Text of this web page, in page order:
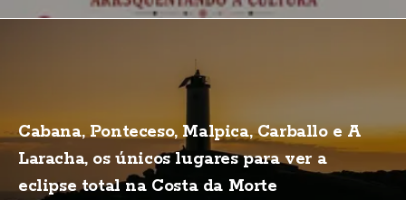
Cabana, Ponteceso, Malpica, Carballo e A
Laracha, os únicos lugares para ver a
eclipse total na Costa da Morte